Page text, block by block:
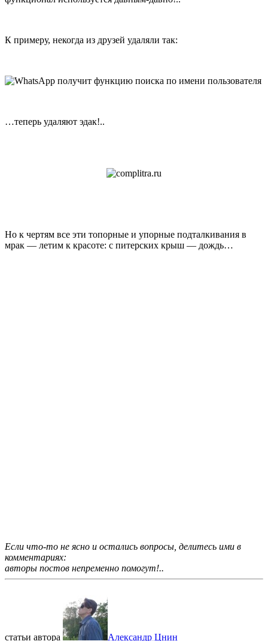
К примеру, некогда из друзей удаляли так:
…теперь удаляют эдак!..
Но к чертям все эти топорные и упорные подталкивания в
мрак — летим к красоте: с питерских крыш — дождь…
Если что-то не ясно и остались вопросы, делитесь ими в
комментариях:
авторы постов непременно помогут!..
статьи автора
Александр Цнин